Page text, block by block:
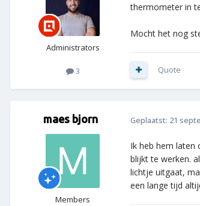
Administrators
3
thermometer in
Mocht het nog
Quote
maes bjorn
Members
Geplaatst: 21
Ik heb hem laten
blijkt te werken.
lichtje uitgaat,
een lange tijd